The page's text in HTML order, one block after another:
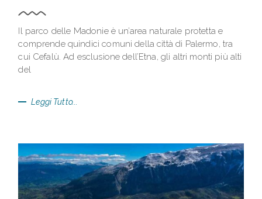
Il parco delle Madonie è un’area naturale protetta e
comprende quindici comuni della città di Palermo, tra
cui Cefalù. Ad esclusione dell’Etna, gli altri monti più alti
del
Leggi Tutto...